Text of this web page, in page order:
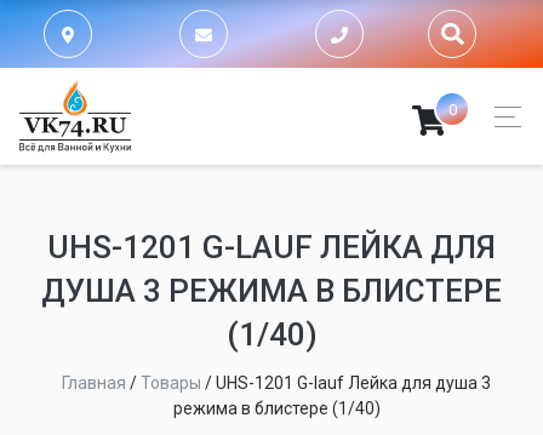
0
UHS-1201 G-LAUF ЛЕЙКА ДЛЯ
ДУША 3 РЕЖИМА В БЛИСТЕРЕ
(1/40)
Главная /Товары /UHS-1201 G-lauf Лейка для душа 3
режима в блистере (1/40)